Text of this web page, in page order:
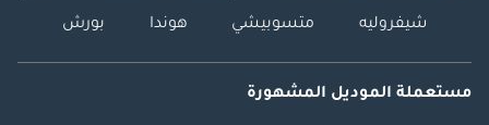
شيفروليه متسوبيشي هوندا بورش
مستعملة الموديل المشهورة